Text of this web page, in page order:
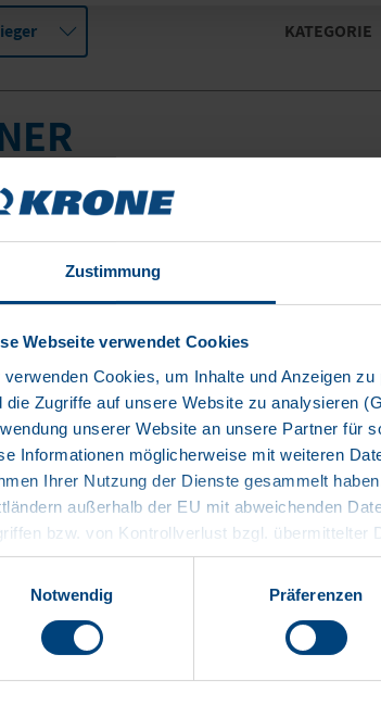
Zustimmung
Webseite verwendet Cookies
verwenden Cookies, um Inhalte und Anzeigen
die Zugriffe auf unsere Website zu analysieren
unserer Website an unsere Partner für
Informationen möglicherweise mit weiteren
Ihrer Nutzung der Dienste gesammelt
außerhalb der EU mit abweichenden
bzw. von Kontrollverlust bzgl. übermittelter
Notwendig
Präferenzen
KATEGORIE
COMPACT
Sprachversionen finden Sie